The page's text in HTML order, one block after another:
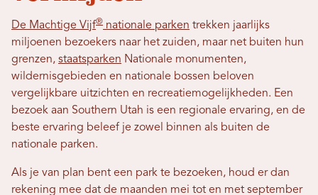
De Machtige Vijf® nationale parken trekken jaarlijks
miljoenen bezoekers naar het zuiden, maar net buiten hun
grenzen, staatsparken Nationale monumenten,
wildernisgebieden en nationale bossen beloven
vergelijkbare uitzichten en recreatiemogelijkheden. Een
bezoek aan Southern Utah is een regionale ervaring, en de
beste ervaring beleef je zowel binnen als buiten de
nationale parken.
Als je van plan bent een park te bezoeken, houd er dan
rekening mee dat de maanden mei tot en met september